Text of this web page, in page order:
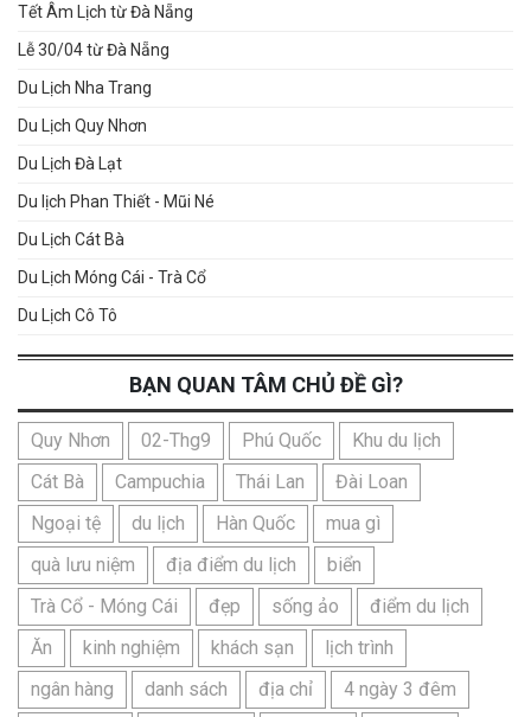
Tết Âm Lịch từ Đà Nẵng
Lễ 30/04 từ Đà Nẵng
Du Lịch Nha Trang
Du Lịch Quy Nhơn
Du Lịch Đà Lạt
Du lịch Phan Thiết - Mũi Né
Du Lịch Cát Bà
Du Lịch Móng Cái - Trà Cổ
Du Lịch Cô Tô
BẠN QUAN TÂM CHỦ ĐỀ GÌ?
Quy Nhơn 02-Thg9 Phú Quốc
Khu du lịch
Cát Bà
Campuchia Thái Lan
Đài Loan
Ngoại tệ
du lịch Hàn Quốc
mua gì
quà lưu niệm
địa điểm du lịch
biển
Trà Cổ - Móng Cái
đẹp sống ảo
điểm du lịch
Ăn
kinh nghiệm khách sạn
lịch trình
ngân hàng
danh sách địa chỉ
4 ngày 3 đêm